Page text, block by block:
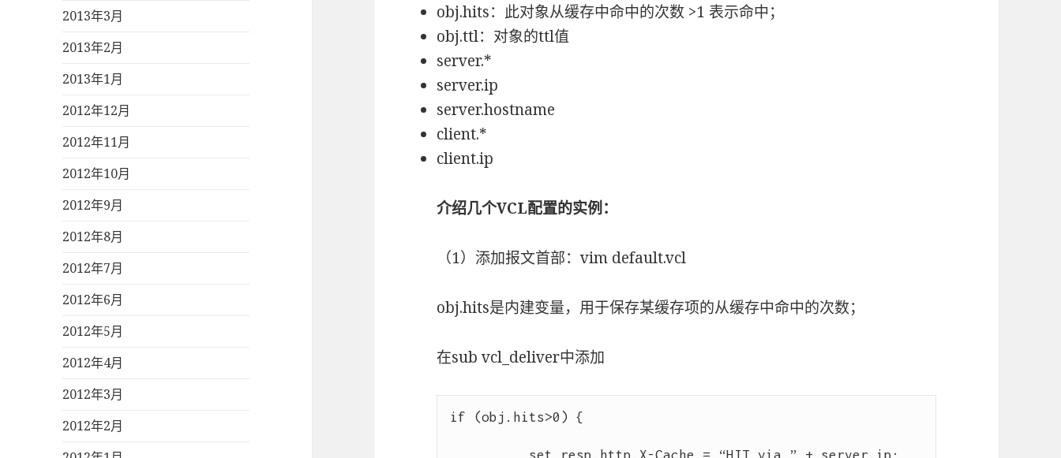
2013年3月
2013年2月
2013年1月
2012年12月
2012年11月
2012年10月
2012年9月
2012年8月
2012年7月
2012年6月
2012年5月
2012年4月
2012年3月
2012年2月
obj.hits：此对象从缓存中命中的次数 >1 表示命中；
obj.ttl：对象的ttl值
server.*
server.ip
server.hostname
client.*
client.ip
介绍几个VCL配置的实例：
（1）添加报文首部：vim default.vcl
obj.hits是内建变量，用于保存某缓存项的从缓存中命中的次数；
在sub vcl_deliver中添加
if (obj.hits>0) {